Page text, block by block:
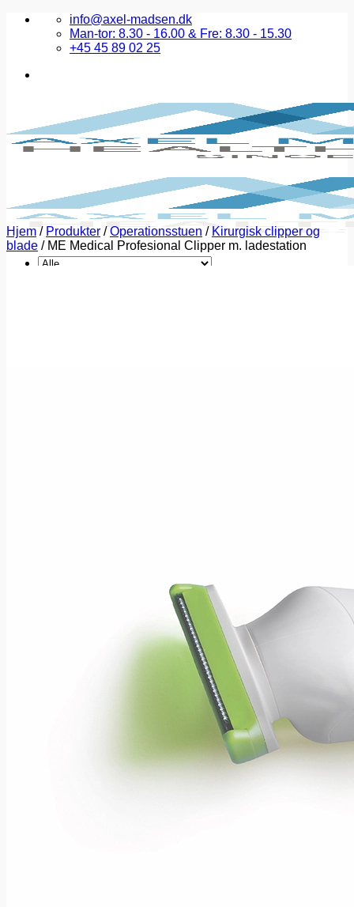
Fortsæt
info@axel-madsen.dk
Man-tor: 8.30 - 16.00 & Fre: 8.30 - 15.30
+45 45 89 02 25
Badebeskytter til arm og ben
Hjem / Produkter /Operationsstuen / Kirurgisk clipper og
blade / ME Medical Profesional Clipper m. ladestation